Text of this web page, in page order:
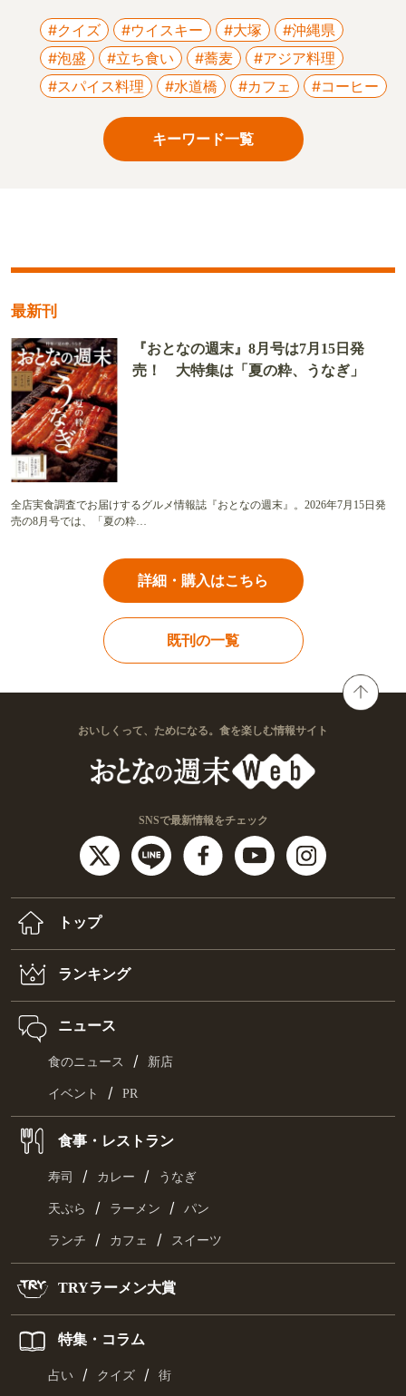
#クイズ #ウイスキー #大塚
#沖縄県
#泡盛
#立ち食い #蕎麦
#アジア料理
#スパイス料理
#水道橋 #カフェ #コーヒー
キーワード一覧
最新刊
『おとなの週末』8月号は7月15日発
売！ 大特集は「夏の粋、うなぎ」
全店実食調査でお届けするグルメ情報誌『おとなの週末』。2026年7月15日発
売の8月号では、「夏の粋…
詳細・購入はこちら
既刊の一覧
おいしくって、ためになる。食を楽しむ情報サイト
SNSで最新情報をチェック
トップ
ランキング
ニュース
食のニュース / 新店
イベント / PR
食事・レストラン
寿司 / カレー / うなぎ
天ぷら / ラーメン / パン
ランチ / カフェ / スイーツ
TRYラーメン大賞
特集・コラム
占い / クイズ / 街